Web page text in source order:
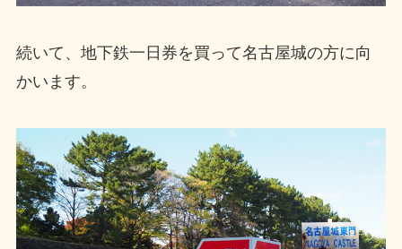
続いて、地下鉄一日券を買って名古屋城の方に向
かいます。